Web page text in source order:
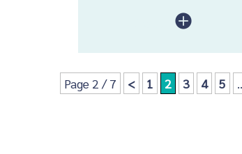
Page 2 / 7 < 1 2 3 4 5